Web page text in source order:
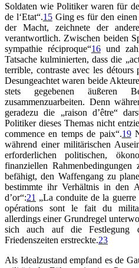
Soldaten wie Politiker waren für
de l‘Etat“.15Ging es für den
der Macht, zeichnete der
verantwortlich. Zwischen beiden
sympathie réciproque“16und
Tatsache kulminierten, dass die
terrible, contraste avec les détours
Desungeachtet waren beide
stets gegebenen äußeren
zusammenzuarbeiten. Denn
geradezu die „raison d’être“
Politiker dieses Themas nicht
commence en temps de paix“.19
während einer militärischen
erforderlichen politischen,
finanziellen
befähigt, den Waffengang zu
bestimmte ihr Verhältnis in den
d’or“:21 „La conduite de la guerre
opérations sont le fait du
allerdings einer Grundregel
sich auch auf die Festlegung
Friedenszeiten erstreckte.23
Als Idealzustand empfand es de